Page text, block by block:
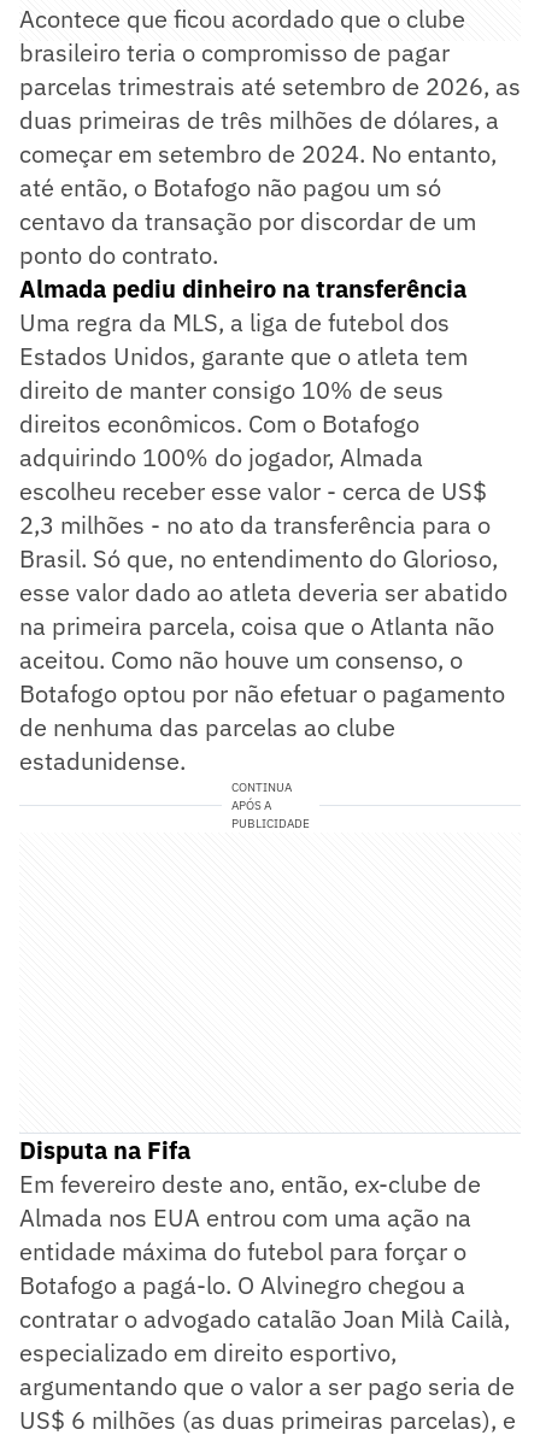
Acontece que ficou acordado que o clube
brasileiro teria o compromisso de pagar
parcelas trimestrais até setembro de 2026, as
duas primeiras de três milhões de dólares, a
começar em setembro de 2024. No entanto,
até então, o Botafogo não pagou um só
centavo da transação por discordar de um
ponto do contrato.
Almada pediu dinheiro na transferência
Uma regra da MLS, a liga de futebol dos
Estados Unidos, garante que o atleta tem
direito de manter consigo 10% de seus
direitos econômicos. Com o Botafogo
adquirindo 100% do jogador, Almada
escolheu receber esse valor - cerca de US$
2,3 milhões - no ato da transferência para o
Brasil. Só que, no entendimento do Glorioso,
esse valor dado ao atleta deveria ser abatido
na primeira parcela, coisa que o Atlanta não
aceitou. Como não houve um consenso, o
Botafogo optou por não efetuar o pagamento
de nenhuma das parcelas ao clube
estadunidense.
CONTINUA
APÓS A
PUBLICIDADE
Disputa na Fifa
Em fevereiro deste ano, então, ex-clube de
Almada nos EUA entrou com uma ação na
entidade máxima do futebol para forçar o
Botafogo a pagá-lo. O Alvinegro chegou a
contratar o advogado catalão Joan Milà Cailà,
especializado em direito esportivo,
argumentando que o valor a ser pago seria de
US$ 6 milhões (as duas primeiras parcelas), e